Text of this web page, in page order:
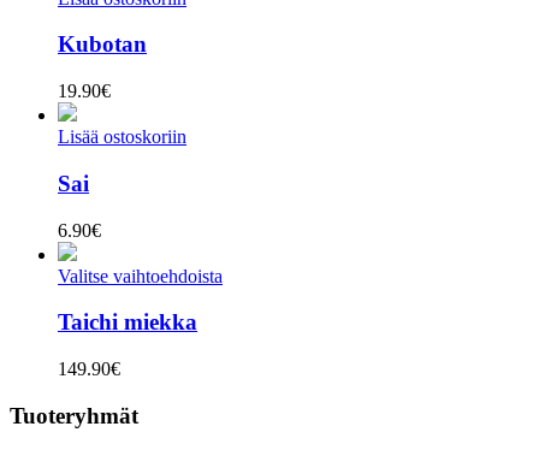
Kubotan
19.90€
Lisää ostoskoriin
Sai
6.90€
Valitse vaihtoehdoista
Taichi miekka
149.90€
Tuoteryhmät